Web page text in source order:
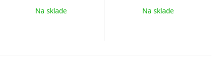
Na sklade Na sklade